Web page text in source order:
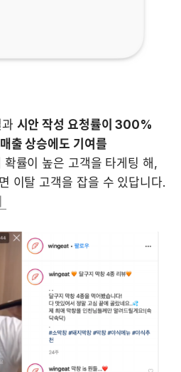
시안 작성 요청률이 300%
출 상승에도 기여를
확률이 높은 고객을 타게팅 해,